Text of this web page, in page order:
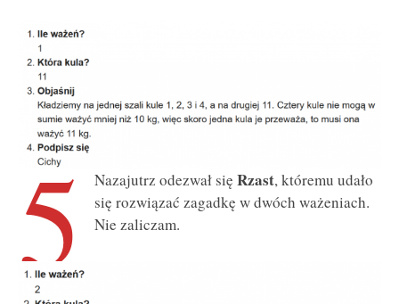
5 Nazajutrz odezwał sięRzast, któremu udało
się rozwiązać zagadkę w dwóch ważeniach.
Nie zaliczam.